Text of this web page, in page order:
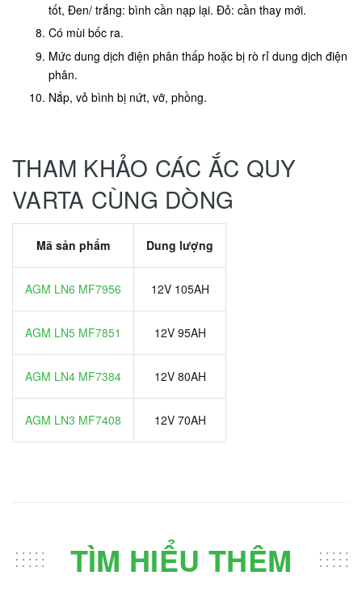
tốt, Đen/ trắng: bình cần nạp lại. Đỏ: cần thay mới.
Có mùi bốc ra.
Mức dung dịch điện phân thấp hoặc bị rò rỉ dung dịch điện
phân.
Nắp, vỏ bình bị nứt, vỡ, phồng.
THAM KHẢO CÁC ẮC QUY
VARTA CÙNG DÒNG
Mã sản phẩm Dung lượng
AGM LN6 MF7956 12V 105AH
AGM LN5 MF7851 12V 95AH
AGM LN4 MF7384 12V 80AH
AGM LN3 MF7408 12V 70AH
TÌM HIỂU THÊM